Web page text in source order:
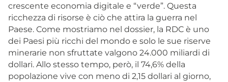
crescente economia digitale e “verde”. Questa
ricchezza di risorse è ciò che attira la guerra nel
Paese. Come mostriamo nel dossier, la RDC è uno
dei Paesi più ricchi del mondo e solo le sue riserve
minerarie non sfruttate valgono 24.000 miliardi di
dollari. Allo stesso tempo, però, il 74,6% della
popolazione vive con meno di 2,15 dollari al giorno,